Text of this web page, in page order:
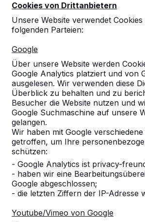
Cookies von Drittanbietern
Unsere Website verwendet
folgenden Parteien:
Google
Über unsere Website werden
Google Analytics platziert und von
ausgelesen. Wir verwenden diese
Überblick zu behalten und zu
Besucher die Website nutzen und
Google Suchmaschine auf unsere
gelangen.
Wir haben mit Google
getroffen, um Ihre
schützen:
- Google Analytics ist privacy-
- haben wir eine
Google abgeschlossen;
- die letzten Ziffern der IP-Adresse
Youtube/Vimeo von Google
Referenzen
Unsere Produkte finden Sie in
und darüber hinaus. Sehen Sie
ein HeBlad-Produkt in Ihrer
Produkt
Alles anzeigen
Kategorie
Alles anzeigen
Ort oder Postleitzahl suchen